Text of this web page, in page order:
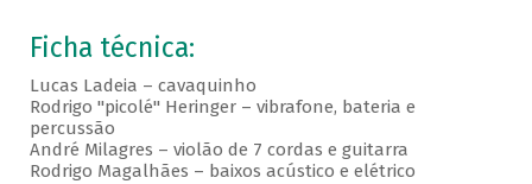
Ficha técnica:
Lucas Ladeia – cavaquinho
Rodrigo "picolé" Heringer – vibrafone, bateria e
percussão
André Milagres – violão de 7 cordas e guitarra
Rodrigo Magalhães – baixos acústico e elétrico